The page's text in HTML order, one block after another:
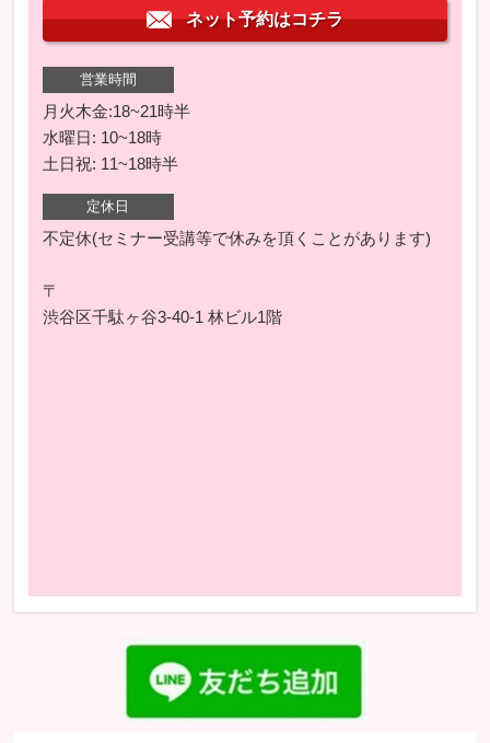
ネット予約はコチラ
営業時間
月火木金:18~21時半
水曜日: 10~18時
土日祝: 11~18時半
定休日
不定休(セミナー受講等で休みを頂くことがあります)
〒
渋谷区千駄ヶ谷3-40-1 林ビル1階